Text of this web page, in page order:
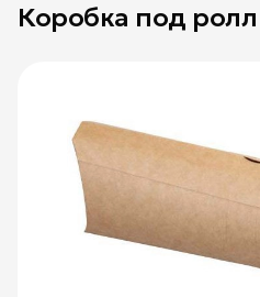
Коробка под ролл